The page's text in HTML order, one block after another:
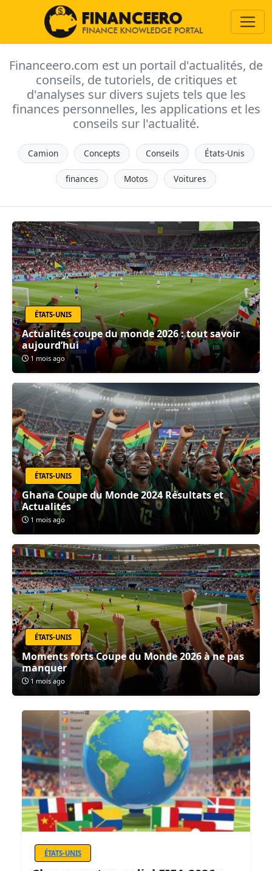
Financeero.com est un portail d'actualités, de
conseils, de tutoriels, de critiques et
d'analyses sur divers sujets tels que les
finances personnelles, les applications et les
conseils sur l'actualité.
Camion Concepts Conseils États-Unis
finances Motos Voitures
ÉTATS-UNIS
Actualités coupe du monde 2026 : tout savoir
aujourd’hui
1 mois ago
ÉTATS-UNIS
Ghana Coupe du Monde 2024 Résultats et
Actualités
1 mois ago
ÉTATS-UNIS
Moments forts Coupe du Monde 2026 à ne pas
manquer
1 mois ago
ÉTATS-UNIS